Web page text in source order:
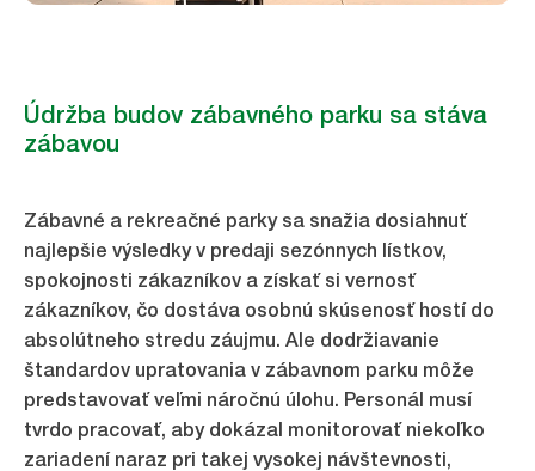
Údržba budov zábavného parku sa stáva
zábavou
Zábavné a rekreačné parky sa snažia dosiahnuť
najlepšie výsledky v predaji sezónnych lístkov,
spokojnosti zákazníkov a získať si vernosť
zákazníkov, čo dostáva osobnú skúsenosť hostí do
absolútneho stredu záujmu. Ale dodržiavanie
štandardov upratovania v zábavnom parku môže
predstavovať veľmi náročnú úlohu. Personál musí
tvrdo pracovať, aby dokázal monitorovať niekoľko
zariadení naraz pri takej vysokej návštevnosti,